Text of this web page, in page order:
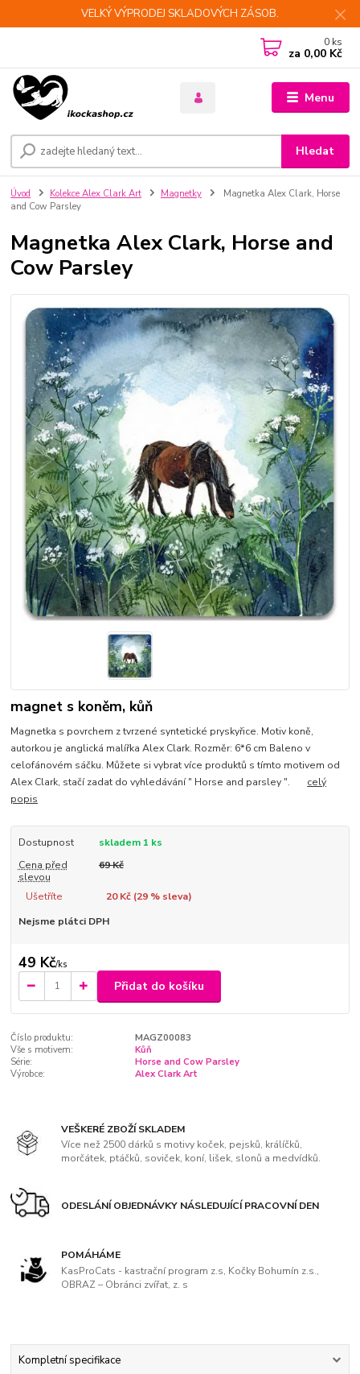
VELKÝ VÝPRODEJ SKLADOVÝCH ZÁSOB.
Menu
Hledat
0 ks
za 0,00 Kč
Úvod Kolekce Alex Clark Art Magnetky
Magnetka Alex Clark, Horse
and Cow Parsley
Magnetka Alex Clark, Horse and
Cow Parsley
magnet s koněm, kůň
Magnetka s povrchem z tvrzené syntetické pryskyřice. Motiv koně,
autorkou je anglická malířka Alex Clark. Rozměr: 6*6 cm Baleno v
celofánovém sáčku. Můžete si vybrat více produktů s tímto motivem od
Alex Clark, stačí zadat do vyhledávání " Horse and parsley ". celý
popis
Dostupnost
skladem 1 ks
Cena před
slevou
69 Kč
Ušetříte 20 Kč (29% sleva)
Nejsme plátci DPH
49 Kč/ks
Přidat do košíku
Číslo produktu:
MAGZ00083
Vše s motivem:
Kůň
Série:
Horse and Cow Parsley
Výrobce:
Alex Clark Art
VEŠKERÉ ZBOŽÍ SKLADEM
Více než 2500 dárků s motivy koček, pejsků, králíčků,
morčátek, ptáčků, soviček, koní, lišek, slonů a medvídků.
ODESLÁNÍ OBJEDNÁVKY NÁSLEDUJÍCÍ PRACOVNÍ DEN
POMÁHÁME
KasProCats - kastrační program z.s, Kočky Bohumín z.s.,
OBRAZ – Obránci zvířat, z. s
Kompletní specifikace